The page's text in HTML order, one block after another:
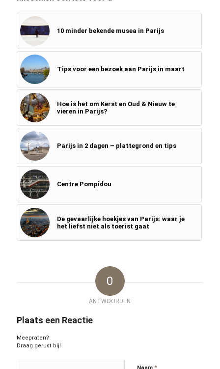
10 minder bekende musea in Parijs
Tips voor een bezoek aan Parijs in maart
Hoe is het om Kerst en Oud & Nieuw te
vieren in Parijs?
Parijs in 2 dagen – plattegrond en tips
Centre Pompidou
De gevaarlijke hoekjes van Parijs: waar je
het liefst niet als toerist gaat
0
ANTWOORDEN
Plaats een Reactie
Meepraten?
Draag gerust bij!
*